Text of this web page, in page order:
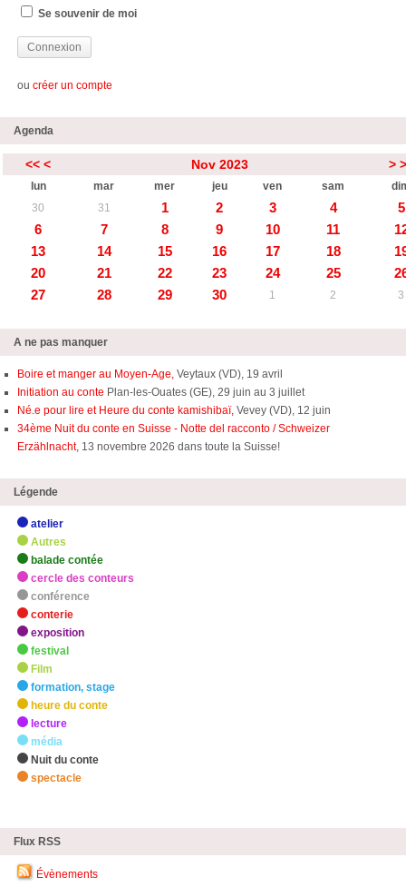
Se souvenir de moi
ou créer un compte
Agenda
<< < Nov 2023 >
lun mar mer jeu ven sam
30
31 1 2 3 4
5
6
7 8 9 10 11
13
14 15 16 17 18
20
21 22 23 24 25
27
28 29 30 1 2 3
A ne pas manquer
Boire et manger au Moyen-Age, Veytaux (VD), 19 avril
Initiation au conte Plan-les-Ouates (GE), 29 juin au 3 juillet
Né.e pour lire et Heure du conte kamishibaï, Vevey (VD), 12 juin
34ème Nuit du conte en Suisse - Notte del racconto / Schweizer
Erzählnacht, 13 novembre 2026 dans toute la Suisse!
Légende
atelier
Autres
balade contée
cercle des conteurs
conférence
conterie
exposition
festival
Film
formation, stage
heure du conte
lecture
média
Nuit du conte
spectacle
Flux RSS
Évènements